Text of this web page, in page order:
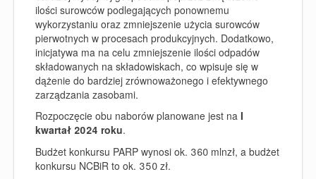
ilości surowców podlegających ponownemu
wykorzystaniu oraz zmniejszenie użycia surowców
pierwotnych w procesach produkcyjnych. Dodatkowo,
inicjatywa ma na celu zmniejszenie ilości odpadów
składowanych na składowiskach, co wpisuje się w
dążenie do bardziej zrównoważonego i efektywnego
zarządzania zasobami.
Rozpoczęcie obu naborów planowane jest na I
kwartał 2024 roku.
Budżet konkursu PARP wynosi ok. 360 mlnzł, a budżet
konkursu NCBiR to ok. 350 zł.